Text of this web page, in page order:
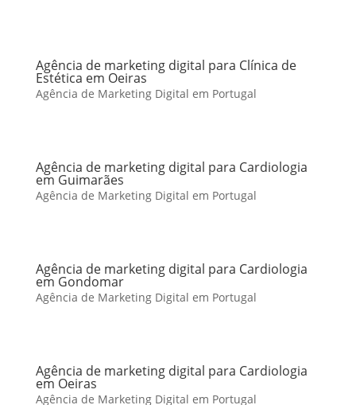
Agência de marketing digital para Clínica de
Estética em Oeiras
Agência de Marketing Digital em Portugal
Agência de marketing digital para Cardiologia
em Guimarães
Agência de Marketing Digital em Portugal
Agência de marketing digital para Cardiologia
em Gondomar
Agência de Marketing Digital em Portugal
Agência de marketing digital para Cardiologia
em Oeiras
Agência de Marketing Digital em Portugal